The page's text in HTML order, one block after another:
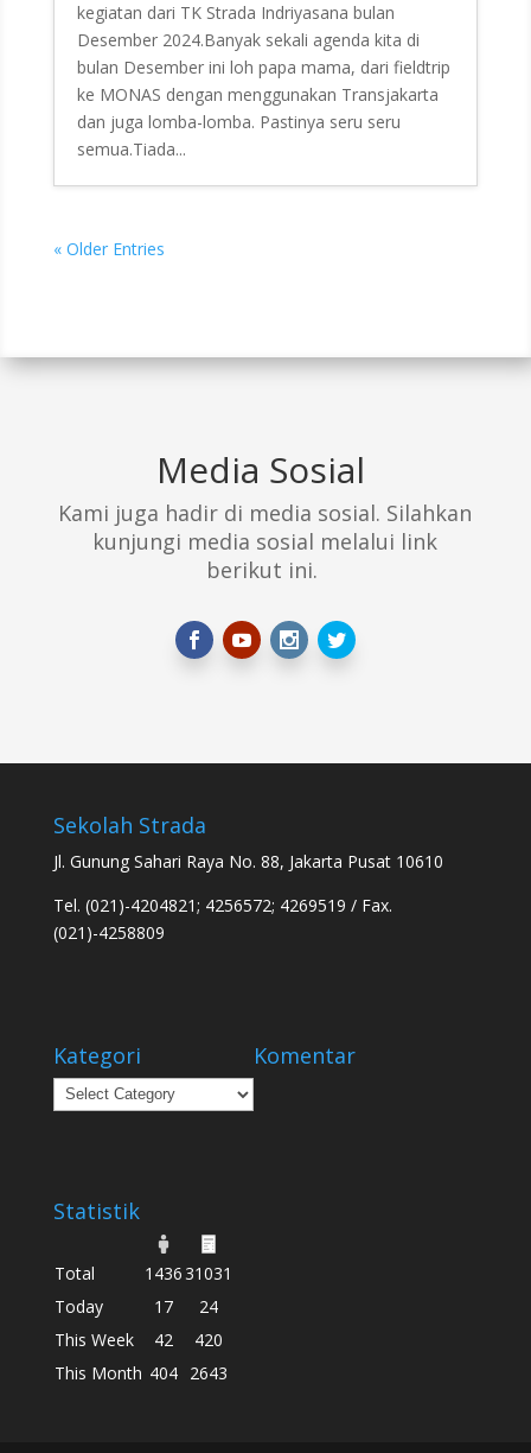
kegiatan dari TK Strada Indriyasana bulan
Desember 2024.Banyak sekali agenda kita di
bulan Desember ini loh papa mama, dari fieldtrip
ke MONAS dengan menggunakan Transjakarta
dan juga lomba-lomba. Pastinya seru seru
semua.Tiada...
« Older Entries
Media Sosial
Kami juga hadir di media sosial. Silahkan
kunjungi media sosial melalui link
berikut ini.
Sekolah Strada
Jl. Gunung Sahari Raya No. 88, Jakarta Pusat 10610
Tel. (021)-4204821; 4256572; 4269519 / Fax.
(021)-4258809
Kategori
Kategori
Komentar
Statistik
Total 143631031
Today
17
24
This Week
42
420
This Month 404 2643